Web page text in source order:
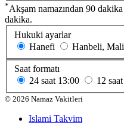
*Akşam namazından 90
dakika.
Hukuki ayarlar
Hanefi
Hanbeli,
Saat formatı
24 saat 13:00 12 saat
© 2026 Namaz Vakitleri
Islami Takvim